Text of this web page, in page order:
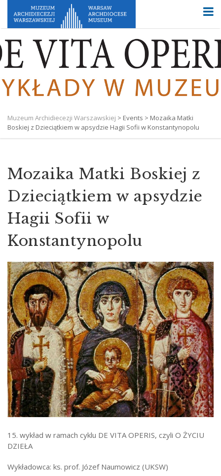
Muzeum Archidiecezji Warszawskiej > Events > Mozaika Matki
Boskiej z Dzieciątkiem w apsydzie Hagii Sofii w Konstantynopolu
Mozaika Matki Boskiej z
Dzieciątkiem w apsydzie
Hagii Sofii w
Konstantynopolu
15. wykład w ramach cyklu DE VITA OPERIS, czyli O ŻYCIU
DZIEŁA
Wykładowca: ks. prof. Józef Naumowicz (UKSW)